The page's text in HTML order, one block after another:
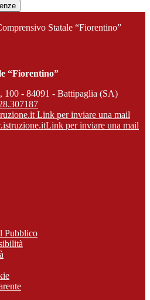
Statale “Fiorentino”
“Fiorentino”
100 - 84091 - Battipaglia (SA)
Link per inviare una mail
Link per inviare una mail
Pubblico